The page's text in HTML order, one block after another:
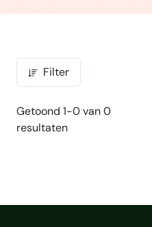
Filter
Getoond 1-0 van 0
resultaten